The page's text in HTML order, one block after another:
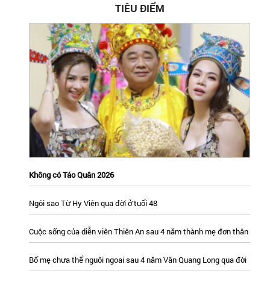
TIÊU ĐIỂM
Không có Táo Quân 2026
Ngôi sao Từ Hy Viên qua đời ở tuổi 48
Cuộc sống của diễn viên Thiên An sau 4 năm thành mẹ đơn thân
Bố mẹ chưa thể nguôi ngoai sau 4 năm Vân Quang Long qua đời